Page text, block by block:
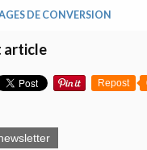
DE CONVERSION
article
Repost